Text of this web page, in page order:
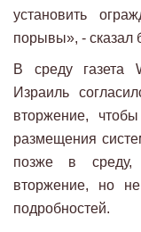
установить
порывы», - сказал
В среду газета
Израиль
вторжение,
размещения
позже в среду,
вторжение, но
подробностей.